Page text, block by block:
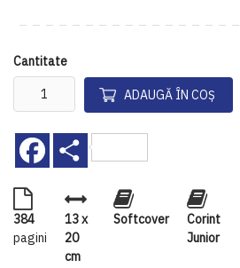
Cantitate
ADAUGĂ ÎN COȘ
Facebook
384
pagini
13 x
20
cm
Softcover
Corint
Junior